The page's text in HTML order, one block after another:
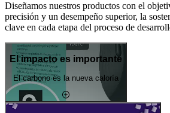
Diseñamos nuestros productos con el
precisión y un desempeño superior, la
clave en cada etapa del proceso de
El impacto es importante
El carbono es la nueva caloría